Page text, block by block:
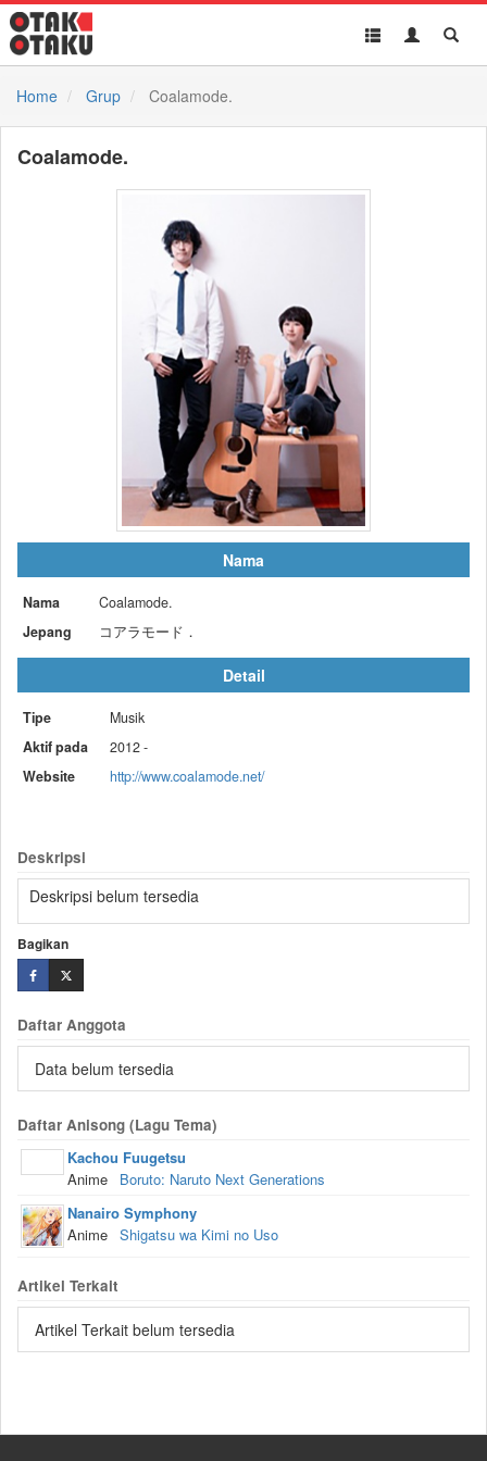
Toggle
Toggle
Home
Grup Coalamode.
Coalamode.
Nama
Nama
Coalamode.
Jepang
コアラモード．
Detail
Tipe
Musik
Aktif pada
2012 -
Website
http://www.coalamode.net/
Deskripsi
Deskripsi belum tersedia
Bagikan
Daftar Anggota
Data belum tersedia
Daftar Anisong (Lagu Tema)
Kachou Fuugetsu
Anime
Boruto: Naruto Next Generations
Nanairo Symphony
Anime Shigatsu wa Kimi no Uso
Artikel Terkait
Artikel Terkait belum tersedia